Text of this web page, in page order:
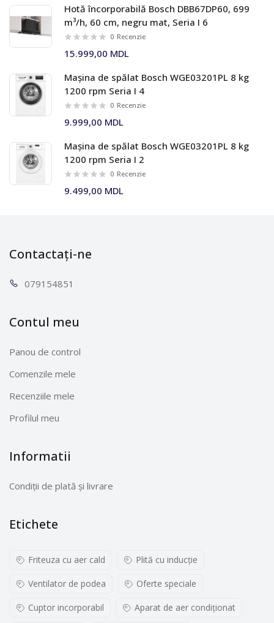
Hotă încorporabilă Bosch DBB67DP60, 699
m³/h, 60 cm, negru mat, Seria I 6
0 Recenzie
15.999,00 MDL
Mașina de spălat Bosch WGE03201PL 8 kg
1200 rpm Seria I 4
0 Recenzie
9.999,00 MDL
Mașina de spălat Bosch WGE03201PL 8 kg
1200 rpm Seria I 2
0 Recenzie
9.499,00 MDL
Contactați-ne
0791 54851
Contul meu
Panou de control
Comenzile mele
Recenziile mele
Profilul meu
Informatii
Condiții de plată și livrare
Etichete
Friteuza cu aer cald Plită cu inducţie
Ventilator de podea Oferte speciale
Cuptor incorporabil Aparat de aer condiționat